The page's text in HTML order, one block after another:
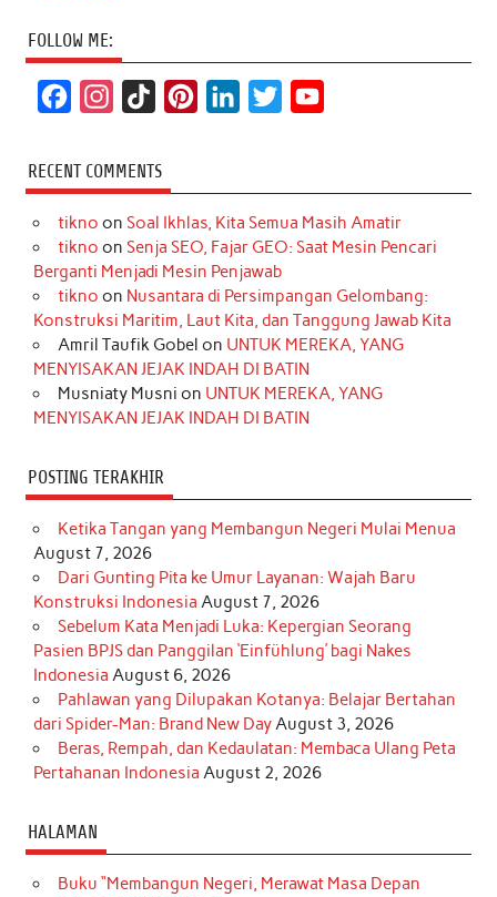
FOLLOW ME:
c
e
b
o
k
s
t
a
r
a
m
k
T
o
k
t
e
e
s
t
k
e
d
I
n
t
t
r
T
u
e
RECENT COMMENTS
tikno on Soal Ikhlas, Kita Semua Masih Amatir
tikno on Senja SEO, Fajar GEO: Saat Mesin Pencari
Berganti Menjadi Mesin Penjawab
tikno on Nusantara di Persimpangan Gelombang:
Konstruksi Maritim, Laut Kita, dan Tanggung Jawab Kita
Amril Taufik Gobel on UNTUK MEREKA, YANG
MENYISAKAN JEJAK INDAH DI BATIN
Musniaty Musni on UNTUK MEREKA, YANG
MENYISAKAN JEJAK INDAH DI BATIN
POSTING TERAKHIR
Ketika Tangan yang Membangun Negeri Mulai Menua
August 7, 2026
Dari Gunting Pita ke Umur Layanan: Wajah Baru
Konstruksi Indonesia August 7, 2026
Sebelum Kata Menjadi Luka: Kepergian Seorang
Pasien BPJS dan Panggilan ‘Einfühlung’ bagi Nakes
Indonesia August 6, 2026
Pahlawan yang Dilupakan Kotanya: Belajar Bertahan
dari Spider-Man: Brand New DayAugust 3, 2026
Beras, Rempah, dan Kedaulatan: Membaca Ulang Peta
Pertahanan Indonesia August 2, 2026
HALAMAN
Buku “Membangun Negeri, Merawat Masa Depan